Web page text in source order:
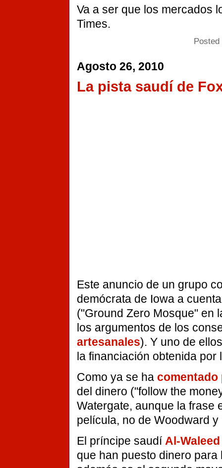
Va a ser que los mercados
Times.
Agosto 26, 2010
La pista saudí de
Este anuncio de un grupo
demócrata de Iowa a
("Ground Zero Mosque" en
los argumentos de los
artesanales). Y uno de
la financiación obtenida
Como ya se ha comentado
del dinero ("follow the
Watergate, aunque la frase
película, no de Woodward
El príncipe saudí Al-
que han puesto dinero